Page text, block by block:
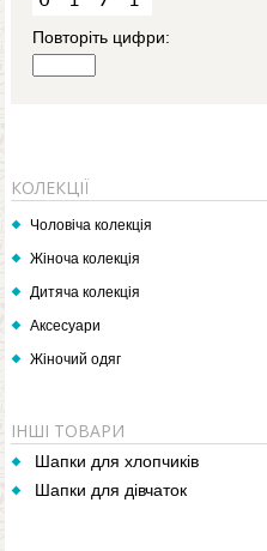
Повторіть цифри:
КОЛЕКЦІЇ
Чоловіча колекція
Жіноча колекція
Дитяча колекція
Аксесуари
Жіночий одяг
ІНШІ ТОВАРИ
Шапки для хлопчиків
Шапки для дівчаток